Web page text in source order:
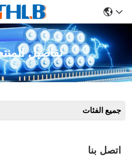
تفاصيل
جميع الفئات
اتصل بنا